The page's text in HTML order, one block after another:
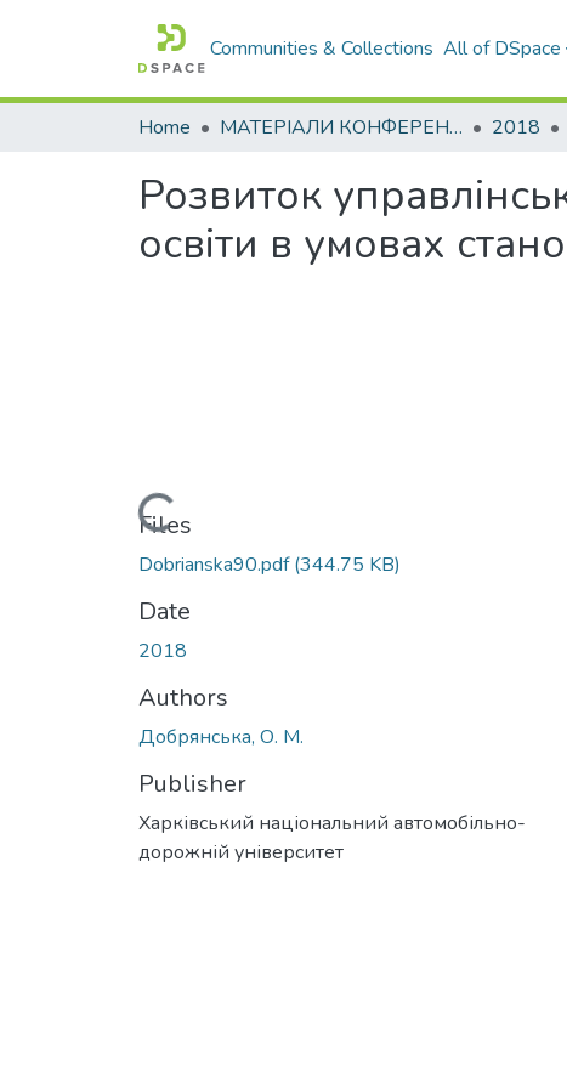
Communities & Collections All of DSpace
Home МАТЕРІАЛИ КОНФЕРЕНЦІЙ 2018
Розвиток
освіти в умовах
Loading...
Files
Dobrianska90.pdf(344.75 KB)
Date
2018
Authors
Добрянська, О. М.
Publisher
Харківський національний автомобільно-
дорожній університет